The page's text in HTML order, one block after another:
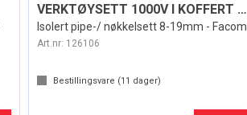
VERKTØYSETT 1000V I KOFFERT 17 DELER
Isolert pipe-/ nøkkelsett 8-19mm - Facom
Art.nr: 126106
Bestillingsvare (11 dager)